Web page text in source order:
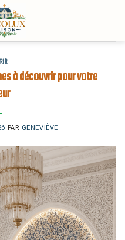
à découvrir pour votre
PAR GENEVIÈVE